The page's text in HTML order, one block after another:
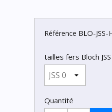
Référence BLO-JSS-
tailles fers Bloch
Quantité